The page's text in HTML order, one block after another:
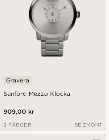
Sanford Mezzo Klocka
Gravera
909,00 kr
3 FÄRGER SEIZMONT